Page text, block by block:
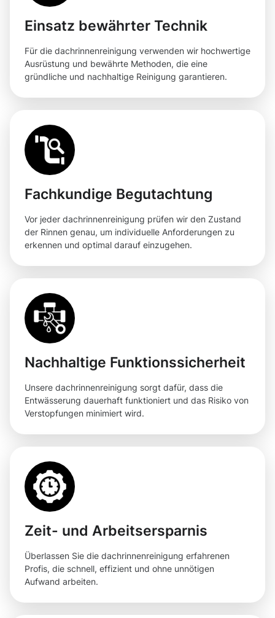
Einsatz bewährter Technik
Für die dachrinnenreinigung verwenden wir hochwertige
Ausrüstung und bewährte Methoden, die eine
gründliche und nachhaltige Reinigung garantieren.
Fachkundige Begutachtung
Vor jeder dachrinnenreinigung prüfen wir den Zustand
der Rinnen genau, um individuelle Anforderungen zu
erkennen und optimal darauf einzugehen.
Nachhaltige Funktionssicherheit
Unsere dachrinnenreinigung sorgt dafür, dass die
Entwässerung dauerhaft funktioniert und das Risiko von
Verstopfungen minimiert wird.
Zeit- und Arbeitsersparnis
Überlassen Sie die dachrinnenreinigung erfahrenen
Profis, die schnell, effizient und ohne unnötigen
Aufwand arbeiten.